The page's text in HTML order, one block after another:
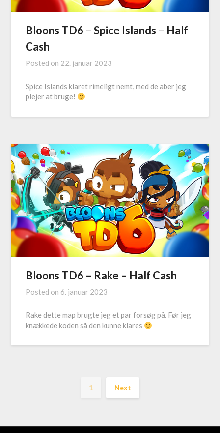
Bloons TD6 – Spice Islands – Half
Cash
Posted on 22. januar 2023
Spice Islands klaret rimeligt nemt, med de aber jeg
plejer at bruge!
Bloons TD6 – Rake – Half Cash
Posted on 6. januar 2023
Rake dette map brugte jeg et par forsøg på. Før jeg
knækkede koden så den kunne klares
1 Next